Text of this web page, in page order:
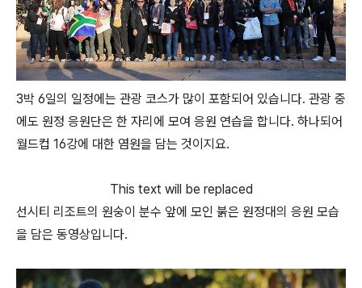
3박 6일의 일정에는 관광 코스가 많이 포함되어 있습니다. 관광 중
에도 원정 응원단은 한 자리에 모여 응원 연습을 합니다. 하나되어
월드컵 16강에 대한 염원을 담는 것이지요.
This text will be replaced
선시티 리조트의 원숭이 분수 앞에 모인 붉은 원정대의 응원 모습
을 담은 동영상입니다.